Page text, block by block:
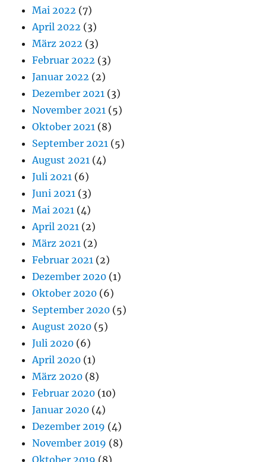
Mai 2022 (7)
April 2022 (3)
März 2022 (3)
Februar 2022 (3)
Januar 2022 (2)
Dezember 2021 (3)
November 2021 (5)
Oktober 2021 (8)
September 2021 (5)
August 2021 (4)
Juli 2021 (6)
Juni 2021 (3)
Mai 2021 (4)
April 2021 (2)
März 2021 (2)
Februar 2021 (2)
Dezember 2020 (1)
Oktober 2020 (6)
September 2020 (5)
August 2020 (5)
Juli 2020 (6)
April 2020 (1)
März 2020 (8)
Februar 2020 (10)
Januar 2020 (4)
Dezember 2019 (4)
November 2019 (8)
Oktober 2019 (8)